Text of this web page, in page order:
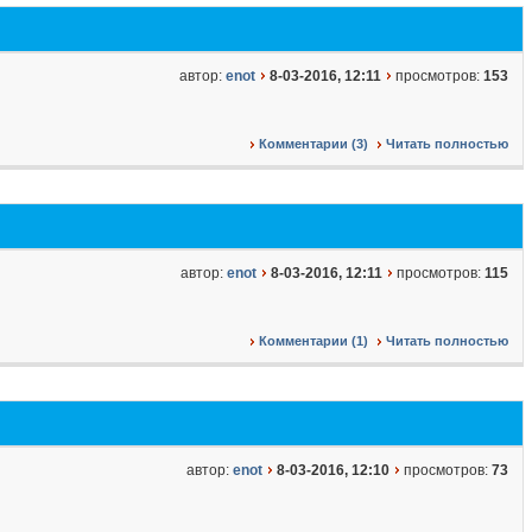
автор: enot 8-03-2016, 12:11 просмотров: 153
Комментарии (3) Читать полностью
автор: enot 8-03-2016, 12:11 просмотров: 115
Комментарии (1) Читать полностью
автор: enot 8-03-2016, 12:10 просмотров: 73